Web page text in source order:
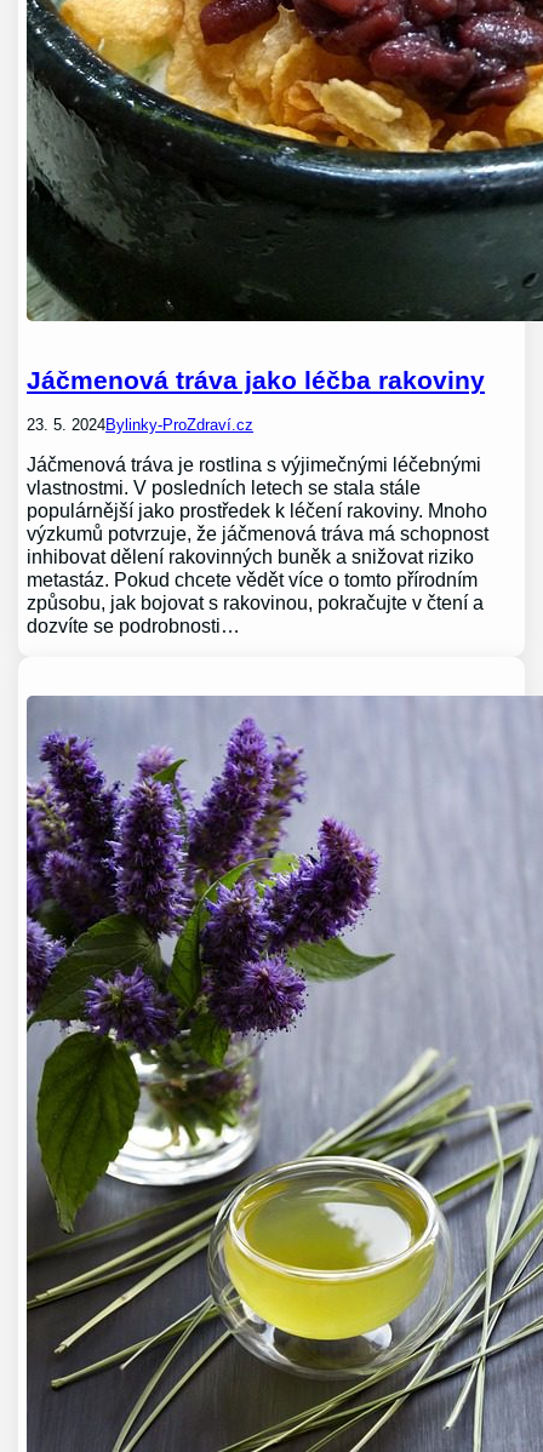
Jáčmenová tráva jako léčba rakoviny
23. 5. 2024Bylinky-ProZdraví.cz
Jáčmenová tráva je rostlina s výjimečnými léčebnými
vlastnostmi. V posledních letech se stala stále
populárnější jako prostředek k léčení rakoviny. Mnoho
výzkumů potvrzuje, že jáčmenová tráva má schopnost
inhibovat dělení rakovinných buněk a snižovat riziko
metastáz. Pokud chcete vědět více o tomto přírodním
způsobu, jak bojovat s rakovinou, pokračujte v čtení a
dozvíte se podrobnosti…